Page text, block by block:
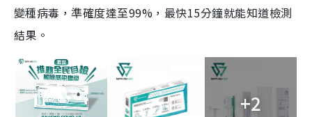
變種病毒，準確度達至99%，最快15分鐘就能知道檢測
結果。
+2